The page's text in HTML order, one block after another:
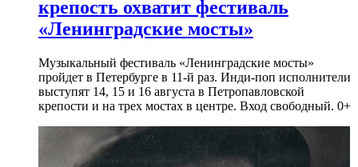
крепость охватит фестиваль
«Ленинградские мосты»
Музыкальный фестиваль «Ленинградские мосты»
пройдет в Петербурге в 11-й раз. Инди-поп исполнители
выступят 14, 15 и 16 августа в Петропавловской
крепости и на трех мостах в центре. Вход свободный. 0+